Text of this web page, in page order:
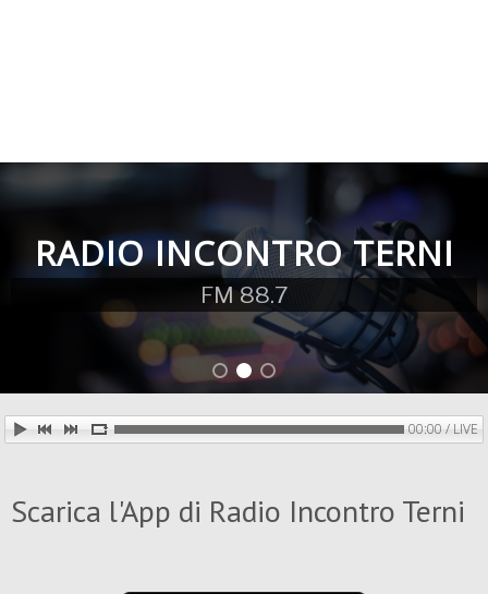
RADIO INCONTRO TERNI
FM 88.7
00:00 / LIVE
Scarica l'App di Radio Incontro Terni